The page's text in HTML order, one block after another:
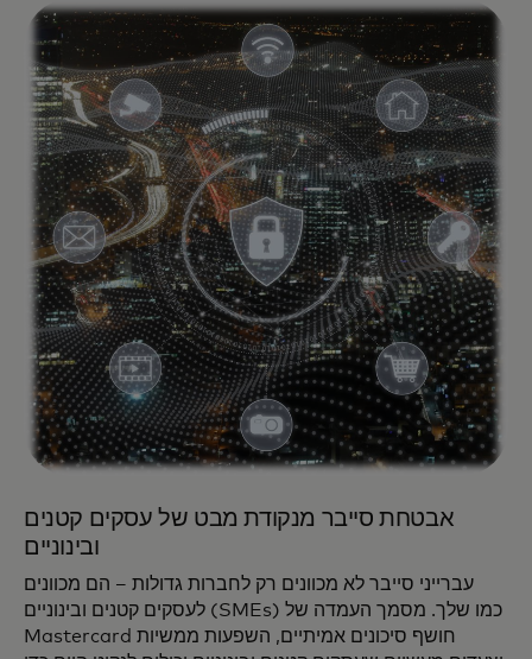
אבטחת סייבר מנקודת מבט של עסקים קטנים
ובינוניים
עברייני סייבר לא מכוונים רק לחברות גדולות – הם מכוונים
לעסקים קטנים ובינוניים (SMEs) כמו שלך. מסמך העמדה של
Mastercard חושף סיכונים אמיתיים, השפעות ממשיות